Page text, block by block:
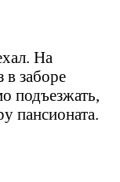
На
заборе
подъезжать,
пансионата.